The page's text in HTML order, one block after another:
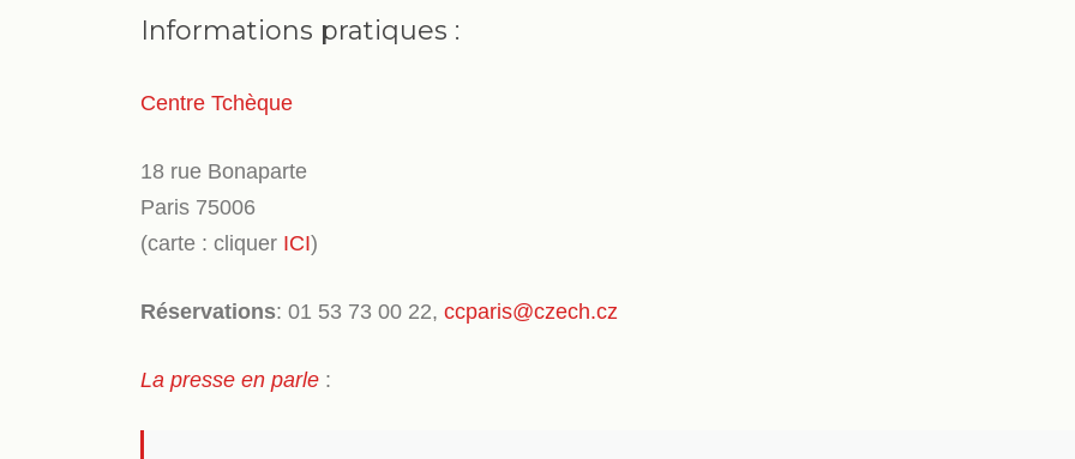
Informations pratiques :
Centre Tchèque
18 rue Bonaparte
Paris 75006
(carte : cliquer ICI)
Réservations: 01 53 73 00 22, ccparis@czech.cz
La presse en parle :